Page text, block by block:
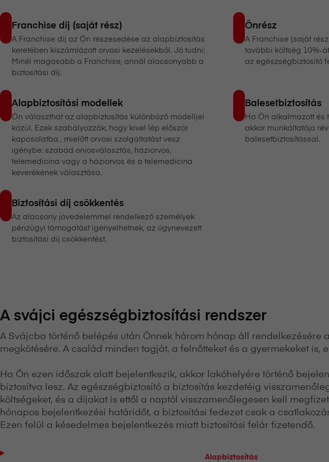
Franchise díj (saját rész)
A Franchise díj az Ön részesedése az alapbiztosítás
keretében kiszámlázott orvosi kezelésekből. Jó tudni:
Minél magasabb a Franchise, annál alacsonyabb a
biztosítási díj.
Önrész
A Franchise (saját
további költség 10%-
az egészségbiztosító
Alapbiztosítási modellek
Ön választhat az alapbiztosítás különböző modelljei
közül. Ezek szabályozzák, hogy kivel lép először
kapcsolatba , mielőtt orvosi szolgáltatást vesz
igénybe: szabad orvosválasztás, háziorvos,
telemedicina vagy a háziorvos és a telemedicina
keverékének választása.
Balesetbiztosítás
Ha Ön alkalmazott és
akkor munkáltatója
balesetbiztosítással.
Biztosítási díj csökkentés
Az alacsony jövedelemmel rendelkező személyek
pénzügyi támogatást igényelhetnek, az úgynevezett
biztosítási díj csökkentést.
A svájci egészségbiztosítási rendszer
A Svájcba történő belépés után Önnek három hónap áll rendelkezésére
megkötésére. A család minden tagját, a felnőtteket és a gyermekeket is,
Ha Ön ezen időszak alatt bejelentkezik, akkor lakóhelyére történő
biztosítva lesz. Az egészségbiztosító a biztosítás kezdetéig
költségeket, és a díjakat is ettől a naptól visszamenőlegesen kell
hónapos bejelentkezési határidőt, a biztosítási fedezet csak a
Ezen felül a késedelmes bejelentkezés miatt biztosítási felár fizetendő.
Alapbiztosítás